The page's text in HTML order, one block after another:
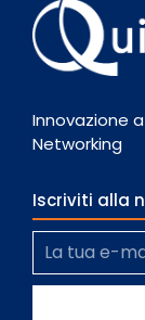
Innovazione
Networking
Iscriviti alla